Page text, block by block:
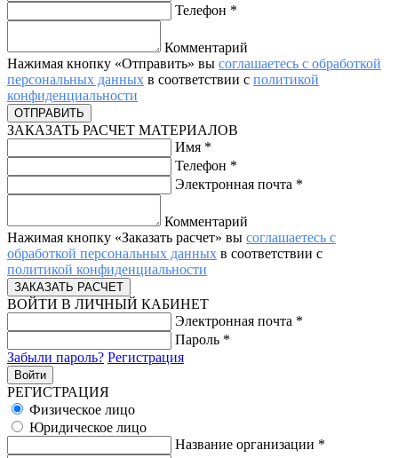
Телефон *
Комментарий
Нажимая кнопку «Отправить» вы соглашаетесь с обработкой
персональных данных в соответствии с политикой
конфиденциальности
ЗАКАЗАТЬ РАСЧЕТ МАТЕРИАЛОВ
Имя *
Телефон *
Электронная почта *
Комментарий
Нажимая кнопку «Заказать расчет» вы соглашаетесь с
обработкой персональных данных в соответствии с
политикой конфиденциальности
ВОЙТИ В ЛИЧНЫЙ КАБИНЕТ
Электронная почта *
Пароль *
Забыли пароль? Регистрация
РЕГИСТРАЦИЯ
Физическое лицо
Юридическое лицо
Название организации *